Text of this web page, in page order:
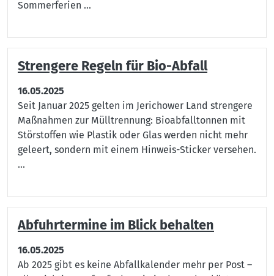
Sommerferien ...
Strengere Regeln für Bio-Abfall
16.05.2025
Seit Januar 2025 gelten im Jerichower Land strengere
Maßnahmen zur Mülltrennung: Bioabfalltonnen mit
Störstoffen wie Plastik oder Glas werden nicht mehr
geleert, sondern mit einem Hinweis-Sticker versehen.
...
Abfuhrtermine im Blick behalten
16.05.2025
Ab 2025 gibt es keine Abfallkalender mehr per Post –